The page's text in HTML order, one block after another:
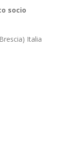
socio
Italia